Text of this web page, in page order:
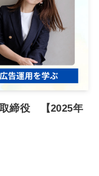
取締役 【2025年